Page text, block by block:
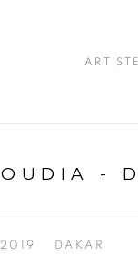
-
DAKAR